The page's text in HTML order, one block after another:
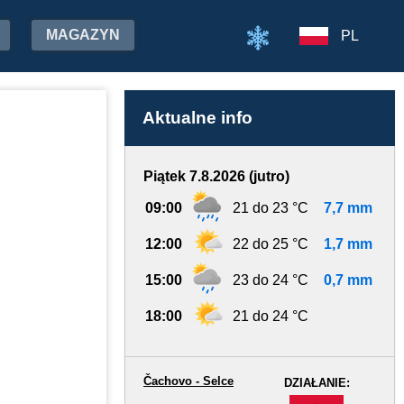
MAGAZYN PL
Aktualne info
Piątek 7.8.2026 (jutro)
09:00 21 do 23 °C 7,7 mm
12:00 22 do 25 °C 1,7 mm
15:00 23 do 24 °C 0,7 mm
18:00 21 do 24 °C
DZIAŁANIE:
Čachovo - Selce